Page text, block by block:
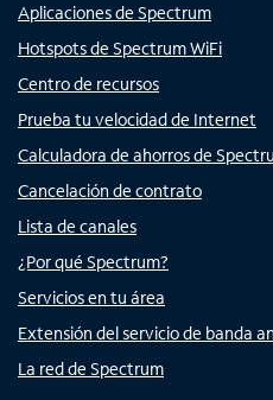
Aplicaciones de Spectrum
Hotspots de Spectrum WiFi
Centro de recursos
Prueba tu velocidad de Internet
Calculadora de ahorros de
Cancelación de contrato
Lista de canales
¿Por qué Spectrum?
Servicios en tu área
Extensión del servicio de banda
La red de Spectrum